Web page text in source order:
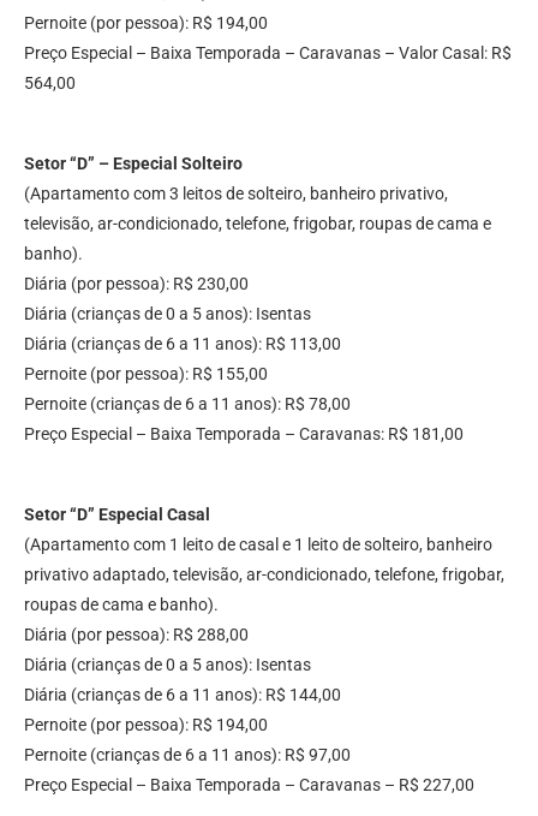
Pernoite (por pessoa): R$ 194,00
Preço Especial – Baixa Temporada – Caravanas – Valor Casal: R$
564,00
Setor “D” – Especial Solteiro
(Apartamento com 3 leitos de solteiro, banheiro privativo,
televisão, ar-condicionado, telefone, frigobar, roupas de cama e
banho).
Diária (por pessoa): R$ 230,00
Diária (crianças de 0 a 5 anos): Isentas
Diária (crianças de 6 a 11 anos): R$ 113,00
Pernoite (por pessoa): R$ 155,00
Pernoite (crianças de 6 a 11 anos): R$ 78,00
Preço Especial – Baixa Temporada – Caravanas: R$ 181,00
Setor “D” Especial Casal
(Apartamento com 1 leito de casal e 1 leito de solteiro, banheiro
privativo adaptado, televisão, ar-condicionado, telefone, frigobar,
roupas de cama e banho).
Diária (por pessoa): R$ 288,00
Diária (crianças de 0 a 5 anos): Isentas
Diária (crianças de 6 a 11 anos): R$ 144,00
Pernoite (por pessoa): R$ 194,00
Pernoite (crianças de 6 a 11 anos): R$ 97,00
Preço Especial – Baixa Temporada – Caravanas – R$ 227,00